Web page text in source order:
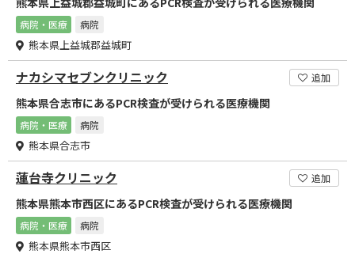
病院・医療 病院
熊本県上益城郡益城町
ナカシマセブンクリニック 追加
熊本県合志市にあるPCR検査が受けられる医療機関
病院・医療 病院
熊本県合志市
蓮台寺クリニック 追加
熊本県熊本市西区にあるPCR検査が受けられる医療機関
病院・医療 病院
熊本県熊本市西区